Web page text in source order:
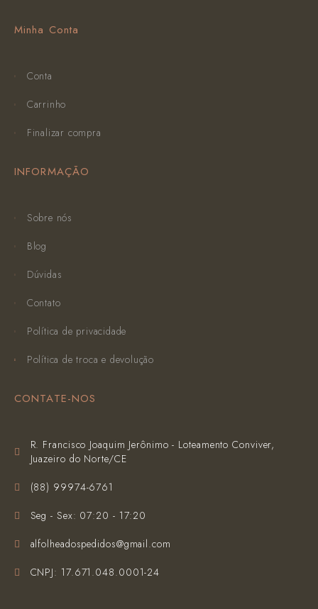
Minha Conta
Conta
Carrinho
Finalizar compra
INFORMAÇÃO
Sobre nós
Blog
Dúvidas
Contato
Política de privacidade
Política de troca e devolução
CONTATE-NOS
R. Francisco Joaquim Jerônimo - Loteamento Conviver,
Juazeiro do Norte/CE
(‪88) 99974-6761‬
Seg - Sex: 07:20 - 17:20
alfolheadospedidos@gmail.com
CNPJ: 17.671.048.0001-24